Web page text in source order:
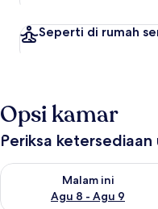
Seperti di rumah
Opsi kamar
Periksa
Malam ini
Agu 8 - Agu 9
Periksa ketersediaan untuk